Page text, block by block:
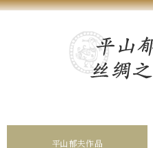
平山郁夫作品